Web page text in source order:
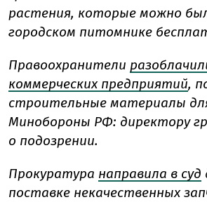
растения, которые можно
городском питомнике
Правоохранители
коммерческих предприятий,
строительные материалы
Минобороны РФ: директору
о подозрении.
Прокуратура направила в суд
поставке некачественных